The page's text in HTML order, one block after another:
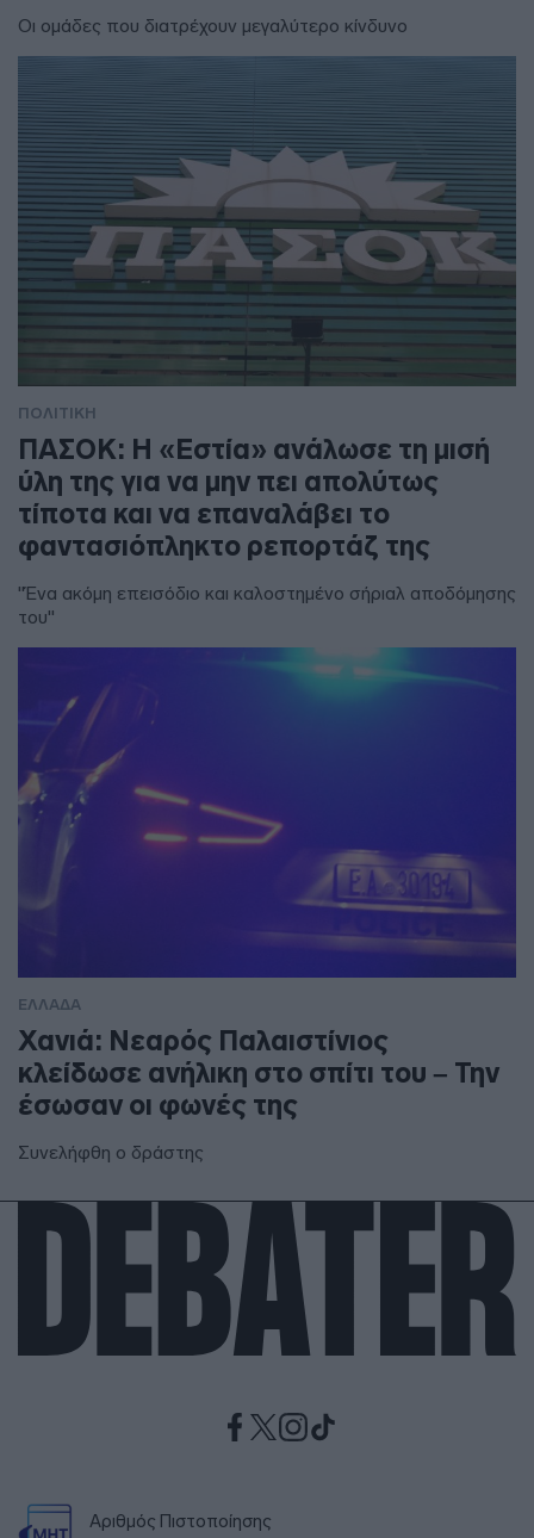
Οι ομάδες που διατρέχουν μεγαλύτερο κίνδυνο
ΠΟΛΙΤΙΚΗ
ΠΑΣΟΚ: Η «Εστία» ανάλωσε τη μισή
ύλη της για να μην πει απολύτως
τίποτα και να επαναλάβει το
φαντασιόπληκτο ρεπορτάζ της
"Ένα ακόμη επεισόδιο και καλοστημένο σήριαλ αποδόμησης
του"
ΕΛΛΑΔΑ
Χανιά: Νεαρός Παλαιστίνιος
κλείδωσε ανήλικη στο σπίτι του – Την
έσωσαν οι φωνές της
Συνελήφθη ο δράστης
Αριθμός Πιστοποίησης